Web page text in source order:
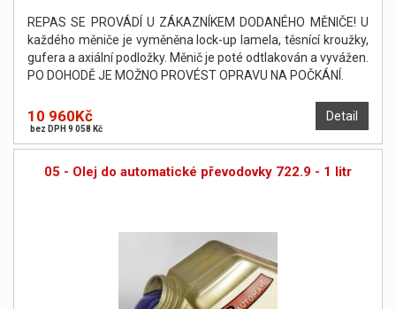
REPAS SE PROVÁDÍ U ZÁKAZNÍKEM DODANÉHO MĚNIČE! U
každého měniče je vyměněna lock-up lamela, těsnící kroužky,
gufera a axiální podložky. Měnič je poté odtlakován a vyvážen.
PO DOHODĚ JE MOŽNO PROVÉST OPRAVU NA POČKÁNÍ.
Detail
10 960Kč
bez DPH 9 058 Kč
05 - Olej do automatické převodovky 722.9 - 1 litr